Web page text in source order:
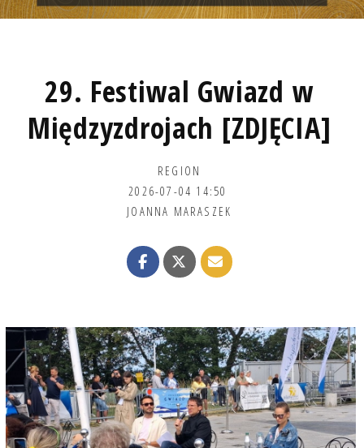
29. Festiwal Gwiazd w
Międzyzdrojach [ZDJĘCIA]
REGION
2026-07-04 14:50
JOANNA MARASZEK